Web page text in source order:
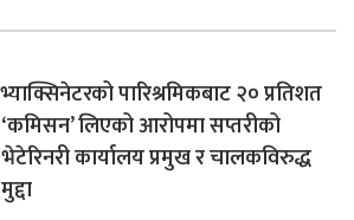
भ्याक्सिनेटरको पारिश्रमिकबाट २० प्रतिशत
‘कमिसन’ लिएको आरोपमा सप्तरीको
भेटेरिनरी कार्यालय प्रमुख र चालकविरुद्ध
मुद्दा